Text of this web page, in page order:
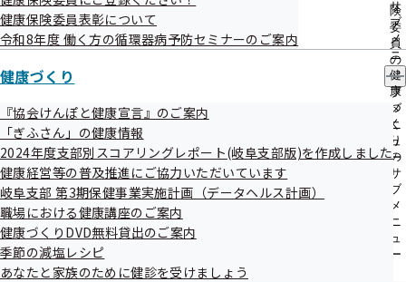
ュ
ー
サ
ブ
メ
ニ
ュ
ー
険
委
員
の
サ
ブ
メ
ニ
ュ
ー
健康保険委員表彰について
令和8年度 働く方の循環器病予防セミナーのご案内
健康づくり
健
康
づ
く
り
の
サ
ブ
メ
ニ
ュ
ー
『協会けんぽと健康宣言』のご案内
「ぎふさん」の健康情報
2024年度支部別スコアリングレポート(岐阜支部版)を作成しました
健康経営等の普及推進にご協力いただいています
岐阜支部 第3期保健事業実施計画（データヘルス計画）
職場における健康講座のご案内
健康づくりDVD無料貸出のご案内
季節の減塩レシピ
あなたと家族のために健診を受けましょう
日時
令和6年7月24日（水曜日）14：00～
場所
濃飛ビル 15階 会議室（岐阜市橋本町2-20）
議題
令和5年度決算見込みについて